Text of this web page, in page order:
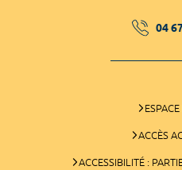
04
ACCÈS
ACCESSIBILITÉ :